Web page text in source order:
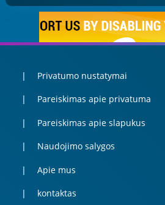
Privatumo nustatymai
Pareiskimas apie privatuma
Pareiskimas apie slapukus
Naudojimo salygos
Apie mus
kontaktas